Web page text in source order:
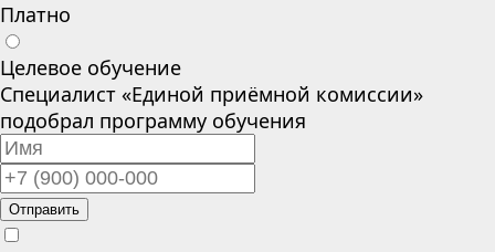
Платно
Целевое обучение
Специалист «Единой приёмной комиссии»
подобрал программу обучения
Отправить